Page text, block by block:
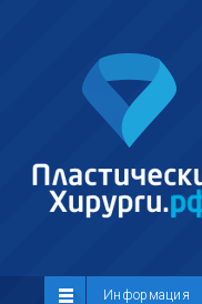
Информация
Сообщество